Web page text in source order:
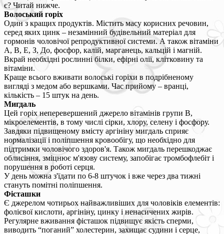
є? Читай нижче.
Волоський горіх
Один з кращих продуктів. Містить масу корисних речовин,
серед яких цинк – незамінний будівельний матеріал для
гормонів чоловічої репродуктивної системи. А також вітаміни
А, В, Е, З, До, фосфор, калій, марганець, кальцій і магній.
Вкрай необхідні рослинні білки, ефірні олії, клітковину та
вітаміни.
Краще всього вживати волоські горіхи в подрібненому
вигляді з медом або вершками. Час прийому – вранці,
кількість – 15 штук на день.
Мигдаль
Цей горіх неперевершений джерело вітамінів групи В,
мікроелементів, в тому числі сірки, хлору, селену і фосфору.
Завдяки підвищеному вмісту аргініну мигдаль сприяє
нормалізації і поліпшення кровообігу, що необхідно для
підтримки чоловічого здоров'я. Також мигдаль перешкоджає
облисіння, зміцнює м'язову систему, запобігає тромбофлебіт і
порушення в роботі серця.
У день можна з'їдати по 6-8 штучок і вже через два тижні
стануть помітні поліпшення.
Фісташки
Є джерелом чотирьох найважливіших для чоловіків елементів:
фолієвої кислоти, аргініну, цинку і ненасичених жирів.
Регулярне вживання фісташок підвищує якість сперми,
виводить “поганий” холестерин, захищає судини і серце,